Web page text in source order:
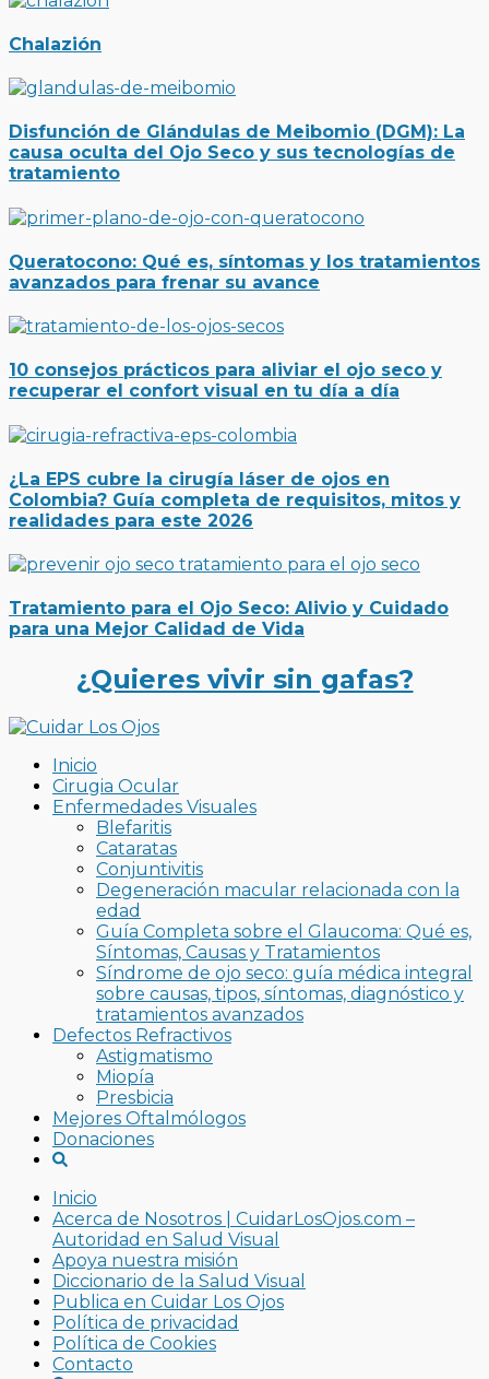
Chalazión
Disfunción de Glándulas de Meibomio (DGM): La
causa oculta del Ojo Seco y sus tecnologías de
tratamiento
Queratocono: Qué es, síntomas y los tratamientos
avanzados para frenar su avance
10 consejos prácticos para aliviar el ojo seco y
recuperar el confort visual en tu día a día
¿La EPS cubre la cirugía láser de ojos en
Colombia? Guía completa de requisitos, mitos y
realidades para este 2026
Tratamiento para el Ojo Seco: Alivio y Cuidado
para una Mejor Calidad de Vida
¿Quieres vivir sin gafas?
Inicio
Cirugia Ocular
Enfermedades Visuales
Blefaritis
Cataratas
Conjuntivitis
Degeneración macular relacionada con la
edad
Guía Completa sobre el Glaucoma: Qué es,
Síntomas, Causas y Tratamientos
Síndrome de ojo seco: guía médica integral
sobre causas, tipos, síntomas, diagnóstico y
tratamientos avanzados
Defectos Refractivos
Astigmatismo
Miopía
Presbicia
Mejores Oftalmólogos
Donaciones
Inicio
Acerca de Nosotros | CuidarLosOjos.com –
Autoridad en Salud Visual
Apoya nuestra misión
Diccionario de la Salud Visual
Publica en Cuidar Los Ojos
Política de privacidad
Política de Cookies
Contacto